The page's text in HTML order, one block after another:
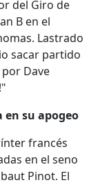
del Giro de
B en el
Lastrado
sacar partido
Dave
en su apogeo
francés
en el seno
Pinot. El